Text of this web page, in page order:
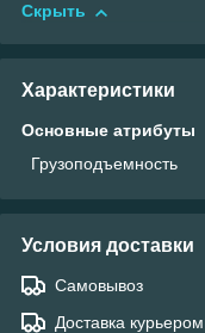
Скрыть
Характеристики
Основные атрибуты
Грузоподъемность
Условия доставки
Самовывоз
Доставка курьером